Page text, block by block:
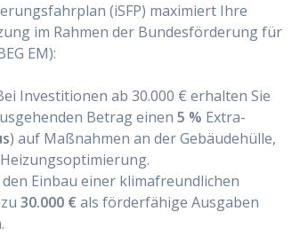
(iSFP) maximiert Ihre
im Rahmen der Bundesförderung für
EM):
Investitionen ab 30.000 € erhalten Sie
Betrag einen5 % Extra-
) auf Maßnahmen an der Gebäudehülle,
den Einbau einer klimafreundlichen
zu30.000 € als förderfähige Ausgaben